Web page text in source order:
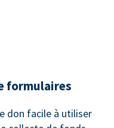
formulaires
don facile à utiliser